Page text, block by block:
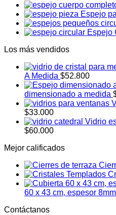
Espejo
Espejo
Los más vendidos
A Medida $52.800
dimensionado a medida
$33.000
Vidrio
$60.000
Mejor calificados
60 x 43 cm, espesor
Contáctanos